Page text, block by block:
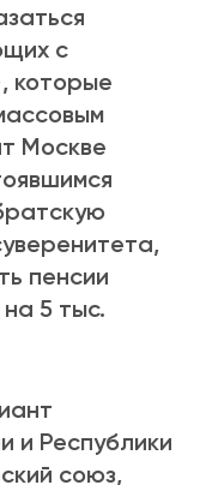
с
которые
Москве
пенсии
5 тыс.
и Республики
союз,